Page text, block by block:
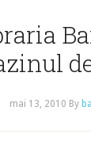
mai 13, 2010 By